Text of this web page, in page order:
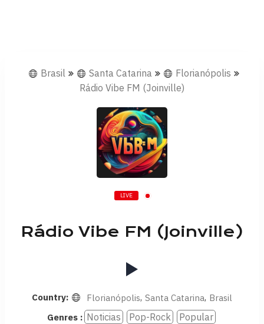
Brasil Santa Catarina
Florianópolis
Rádio Vibe FM (Joinville)
LIVE
Rádio Vibe FM (Joinville)
Country: Florianópolis, Santa Catarina, Brasil
Genres : Noticias Pop-Rock Popular